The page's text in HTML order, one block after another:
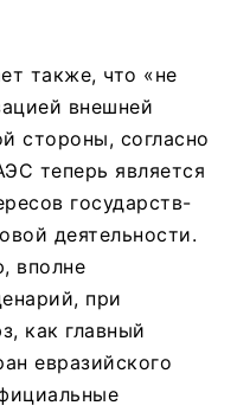
также, что «не
внешней
стороны, согласно
теперь является
государств-
деятельности.
вполне
при
как главный
евразийского